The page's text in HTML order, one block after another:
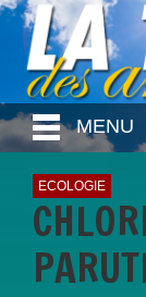
MENU
ECOLOGIE